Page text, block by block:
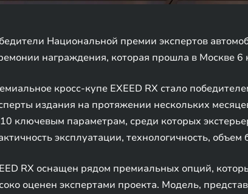
Национальной премии экспертов
награждения, которая прошла в Москве 6
кросс-купе EXEED RX стало
издания на протяжении нескольких
ключевым параметрам, среди которых
эксплуатации, технологичность,
RX оснащен рядом премиальных опций,
оценен экспертами проекта. Модель,